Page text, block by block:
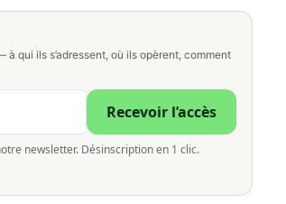
qui ils s’adressent, où ils opèrent, comment
Recevoir l’accès
newsletter. Désinscription en 1 clic.